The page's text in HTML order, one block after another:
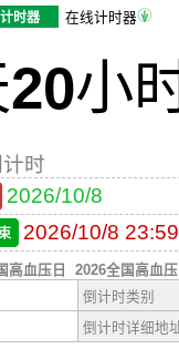
计时器
在线计时器
20小
时
2026/10/8
2026/10/8
高血压日
2026全国高血
倒计时类别
倒计时详细地